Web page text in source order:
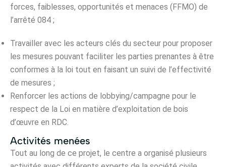
forces, faiblesses, opportunités et menaces (FFMO) de
l’arrêté 084 ;
Travailler avec les acteurs clés du secteur pour proposer
les mesures pouvant faciliter les parties prenantes à être
conformes à la loi tout en faisant un suivi de l’effectivité
de mesures ;
Renforcer les actions de lobbying/campagne pour le
respect de la Loi en matière d’exploitation de bois
d’œuvre en RDC.
Activités menées
Tout au long de ce projet, le centre a organisé plusieurs